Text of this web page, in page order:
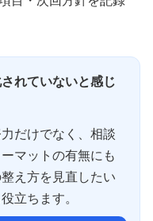
れていないと感じ
だけでなく、相談
マットの有無にも
え方を見直したい
立ちます。